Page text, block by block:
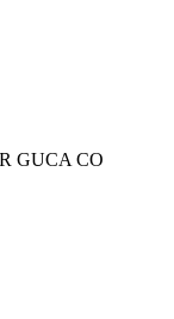
GUCA CO